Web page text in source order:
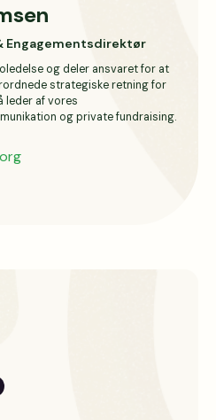
Engagementsdirektør
og deler ansvaret for at
strategiske retning for
leder af vores
og private fundraising.